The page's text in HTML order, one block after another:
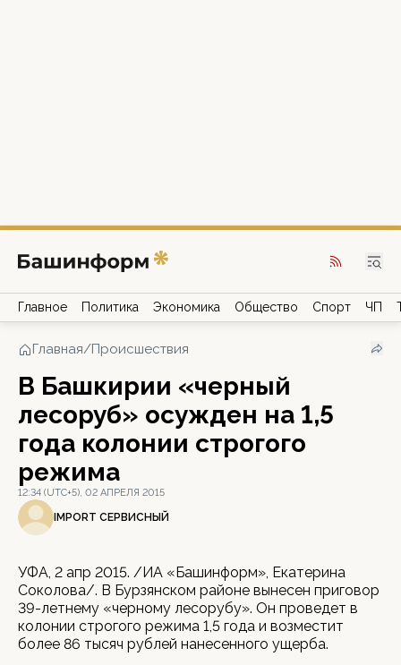
Главное Политика Экономика Общество Спорт ЧП
Главная/Происшествия
В Башкирии «черный
лесоруб» осужден на 1,5
года колонии строгого
режима
12:34 (UTC+5), 02 АПРЕЛЯ 2015
IMPORT СЕРВИСНЫЙ
УФА, 2 апр 2015. /ИА «Башинформ», Екатерина
Соколова/. В Бурзянском районе вынесен приговор
39-летнему «черному лесорубу». Он проведет в
колонии строгого режима 1,5 года и возместит
более 86 тысяч рублей нанесенного ущерба.